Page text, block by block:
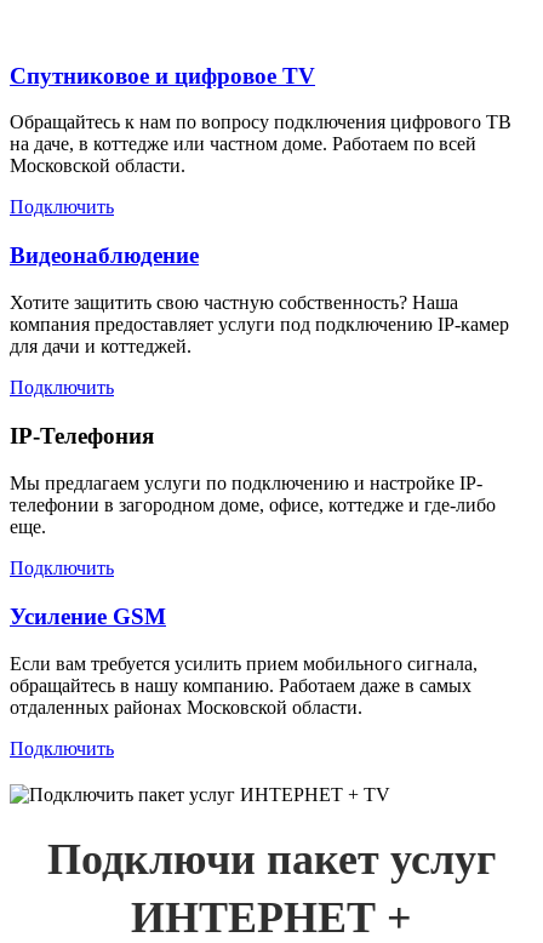
Спутниковое и цифровое TV
Обращайтесь к нам по вопросу подключения цифрового ТВ
на даче, в коттедже или частном доме. Работаем по всей
Московской области.
Подключить
Видеонаблюдение
Хотите защитить свою частную собственность? Наша
компания предоставляет услуги под подключению IP-камер
для дачи и коттеджей.
Подключить
IP-Телефония
Мы предлагаем услуги по подключению и настройке IP-
телефонии в загородном доме, офисе, коттедже и где-либо
еще.
Подключить
Усиление GSM
Если вам требуется усилить прием мобильного сигнала,
обращайтесь в нашу компанию. Работаем даже в самых
отдаленных районах Московской области.
Подключить
Подключи пакет услуг
ИНТЕРНЕТ +